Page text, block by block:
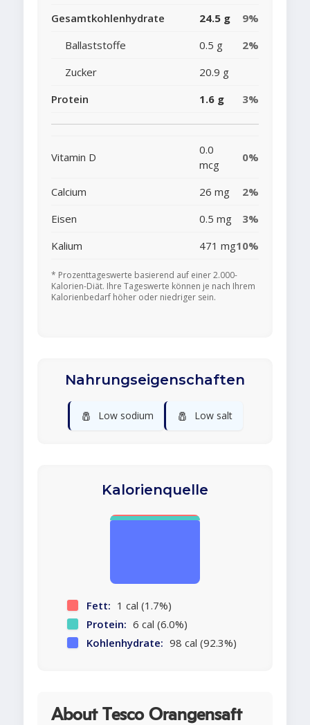
Gesamtkohlenhydrate 24.5 g
9%
Ballaststoffe
0.5 g
2%
Zucker
20.9 g
Protein
1.6 g 3%
Vitamin D
0.0
mcg
0%
Calcium 26 mg
2%
Eisen
0.5 mg
3%
Kalium
471 mg10%
* Prozenttageswerte basierend auf einer 2.000-
Kalorien-Diät. Ihre Tageswerte können je nach Ihrem
Kalorienbedarf höher oder niedriger sein.
Nahrungseigenschaften
🧂 Low sodium 🧂 Low salt
Kalorienquelle
Fett: 1 cal (1.7%)
Protein: 6 cal (6.0%)
Kohlenhydrate: 98 cal (92.3%)
About Tesco Orangensaft